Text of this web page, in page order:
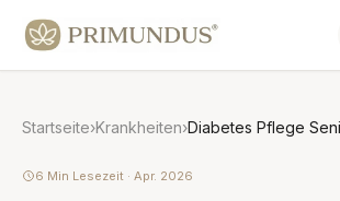
Startseite›Krankheiten›Diabetes Pflege
6 Min Lesezeit · Apr. 2026